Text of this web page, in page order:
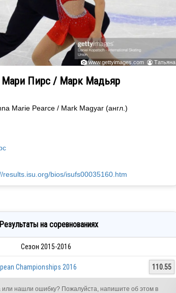
 www.gettyimages.com  Татьяна
Мари Пирс / Марк Мадьяр
Marie Pearce / Mark Magyar (англ.)
results.isu.org/bios/isufs00035160.htm
Результаты на соревнованиях
Сезон 2015-2016
Championships 2016 110.55
или нашли ошибку? Пожалуйста, напишите об этом в